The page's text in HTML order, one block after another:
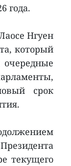
года.
Нгуен
который
очередные
срок
текущего